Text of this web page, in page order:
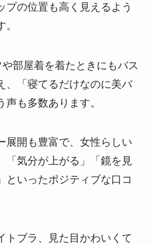
プの位置も高く見えるよう
部屋着を着たときにもバス
、「寝てるだけなのに美バ
声も多数あります。
展開も豊富で、女性らしい
「気分が上がる」「鏡を見
といったポジティブな口コ
トブラ、見た目かわいくて